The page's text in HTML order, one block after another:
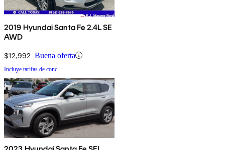
2019 Hyundai Santa Fe 2.4L SE
AWD
$12,992 Buena oferta
Incluye tarifas de conc.